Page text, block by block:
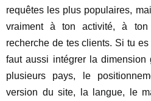
requêtes les plus populaires,
vraiment à ton activité, à
recherche de tes clients. Si tu
faut aussi intégrer la
plusieurs pays, le
version du site, la langue, le